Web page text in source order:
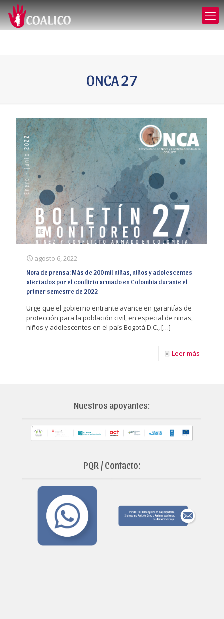
ONCA 27
agosto 6, 2022
Nota de prensa: Más de 200 mil niñas, niños y adolescentes
afectados por el conflicto armado en Colombia durante el
primer semestre de 2022
Urge que el gobierno entrante avance en garantías de
protección para la población civil, en especial de niñas,
niños y adolescentes en el país Bogotá D.C.,[…]
Leer más
Nuestros apoyantes:
PQR / Contacto: